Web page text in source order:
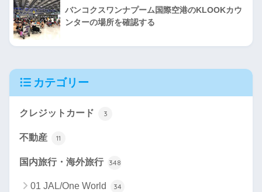
バンコクスワンナプーム国際空港のKLOOKカウ
ンターの場所を確認する
カテゴリー
クレジットカード 3
不動産 11
国内旅行・海外旅行 348
01 JAL/One World 34